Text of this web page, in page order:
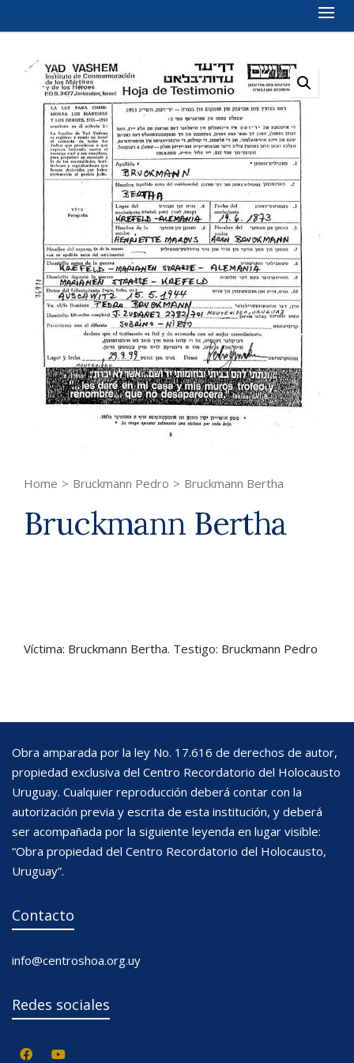
Home > Bruckmann Pedro > Bruckmann Bertha
Bruckmann Bertha
Víctima: Bruckmann Bertha. Testigo: Bruckmann Pedro
Obra amparada por la ley No. 17.616 de derechos de autor,
propiedad exclusiva del Centro Recordatorio del Holocausto
Uruguay. Cualquier reproducción deberá contar con la
autorización previa y escrita de esta institución, y deberá
ser acompañada por la siguiente leyenda en lugar visible:
“Obra propiedad del Centro Recordatorio del Holocausto,
Uruguay”.
Contacto
info@centroshoa.org.uy
Redes sociales